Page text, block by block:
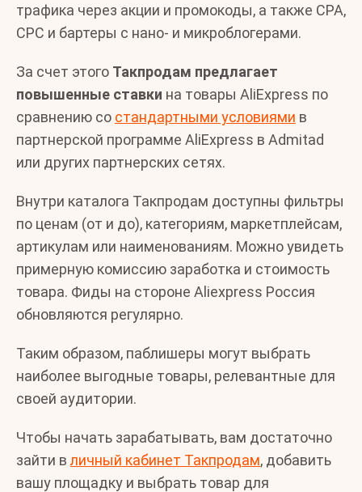
трафика через акции и промокоды, а также CPA,
CPC и бартеры с нано- и микроблогерами.
За счет этого Такпродам предлагает
повышенные ставки на товары AliExpress по
сравнению со стандартными условиями в
партнерской программе AliExpress в Admitad
или других партнерских сетях.
Внутри каталога Такпродам доступны фильтры
по ценам (от и до), категориям, маркетплейсам,
артикулам или наименованиям. Можно увидеть
примерную комиссию заработка и стоимость
товара. Фиды на стороне Aliexpress Россия
обновляются регулярно.
Таким образом, паблишеры могут выбрать
наиболее выгодные товары, релевантные для
своей аудитории.
Чтобы начать зарабатывать, вам достаточно
зайти в личный кабинет Такпродам, добавить
вашу площадку и выбрать товар для